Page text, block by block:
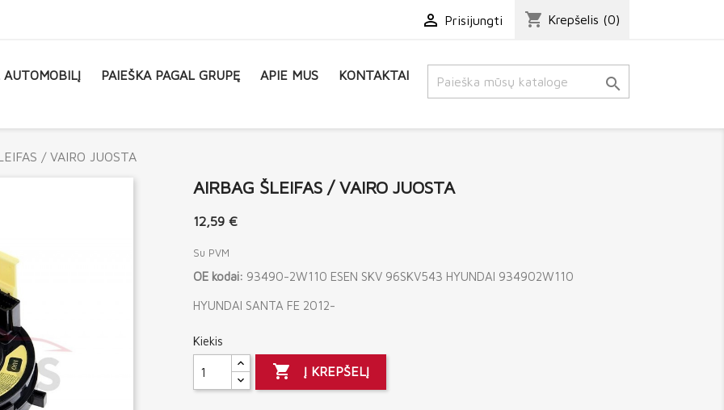
 Prisijungti shopping_cart Krepšelis (0)
AUTOMOBILĮ PAIEŠKA PAGAL GRUPĘ APIE MUS KONTAKTAI 
/ VAIRO JUOSTA
AIRBAG ŠLEIFAS / VAIRO JUOSTA
12,59 €
Su PVM
OE kodai: 93490-2W110 ESEN SKV 96SKV543 HYUNDAI 934902W110
HYUNDAI SANTA FE 2012-
Kiekis
 Į KREPŠELĮ